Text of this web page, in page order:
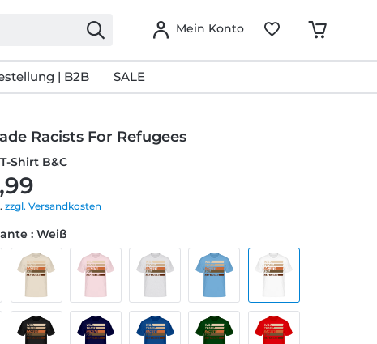
Mein Konto
| B2B SALE
Racists For Refugees
Shirt B&C
zzgl. Versandkosten
: Weiß